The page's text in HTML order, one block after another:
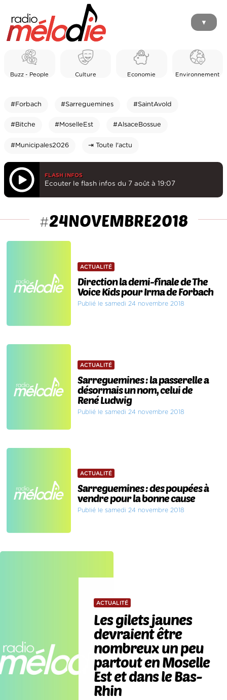
▼
Buzz - People Culture Economie Environnement
#Forbach #Sarreguemines #SaintAvold
#Bitche #MoselleEst #AlsaceBossue
#Municipales2026 ⇥ Toute l'actu
FLASH INFOS
Ecouter le flash infos du 7 août à 19:07
#24NOVEMBRE2018
ACTUALITÉ
Direction la demi-finale de The
Voice Kids pour Irma de Forbach
Publié le samedi 24 novembre 2018
ACTUALITÉ
Sarreguemines : la passerelle a
désormais un nom, celui de
René Ludwig
Publié le samedi 24 novembre 2018
ACTUALITÉ
Sarreguemines : des poupées à
vendre pour la bonne cause
Publié le samedi 24 novembre 2018
ACTUALITÉ
Les gilets jaunes
devraient être
nombreux un peu
partout en Moselle
Est et dans le Bas-
Rhin